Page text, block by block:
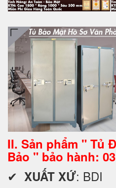
II. Sản phẩm " Tủ
Bảo " bảo hành:
✔ XUẤT XỨ: BDI